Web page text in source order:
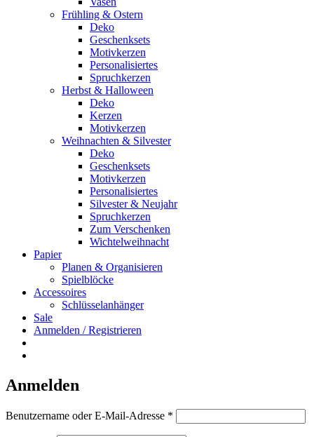
Frühling & Ostern
Deko
Geschenksets
Motivkerzen
Personalisiertes
Spruchkerzen
Herbst & Halloween
Deko
Kerzen
Motivkerzen
Weihnachten & Silvester
Deko
Geschenksets
Motivkerzen
Personalisiertes
Silvester & Neujahr
Spruchkerzen
Zum Verschenken
Wichtelweihnacht
Papier
Planen & Organisieren
Spielblöcke
Accessoires
Schlüsselanhänger
Sale
Anmelden / Registrieren
Anmelden
Benutzername oder E-Mail-Adresse *